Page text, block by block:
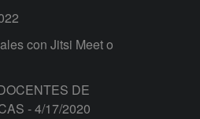
con Jitsi Meet o
DE
- 4/17/2020